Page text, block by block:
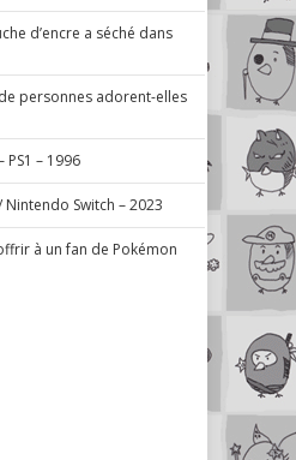
d’encre a séché dans
personnes adorent-elles
PS1 – 1996
Nintendo Switch – 2023
à un fan de Pokémon